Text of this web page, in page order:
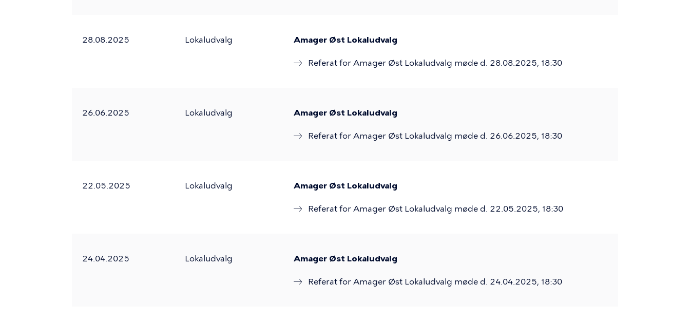
28.08.2025 Lokaludvalg Amager Øst Lokaludvalg
Referat for Amager Øst Lokaludvalg møde d. 28.08.2025, 18:30
26.06.2025 Lokaludvalg Amager Øst Lokaludvalg
Referat for Amager Øst Lokaludvalg møde d. 26.06.2025, 18:30
22.05.2025 Lokaludvalg Amager Øst Lokaludvalg
Referat for Amager Øst Lokaludvalg møde d. 22.05.2025, 18:30
24.04.2025 Lokaludvalg Amager Øst Lokaludvalg
Referat for Amager Øst Lokaludvalg møde d. 24.04.2025, 18:30